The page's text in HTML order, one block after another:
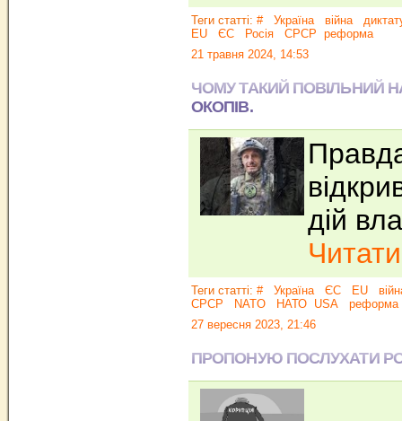
Теги статті: # Україна війна
EU
ЄС Росія СРСР реформа
21 травня 2024, 14:53
ЧОМУ ТАКИЙ ПОВІЛЬНИЙ
ОКОПІВ.
дій
Теги статті: # Україна ЄС EU
СРСР
NATO НАТО USA
реформа
27 вересня 2023, 21:46
ПРОПОНУЮ ПОСЛУХАТИ